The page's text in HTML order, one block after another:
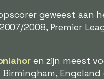
geweest aan
2008, Premier
en zijn meest
Engeland